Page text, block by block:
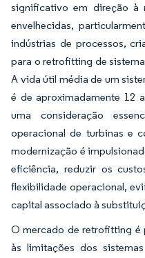
significativo em direção à
envelhecidas,
indústrias de processos,
para o retrofitting de
A vida útil média de um
é de aproximadamente 12
uma consideração
operacional de turbinas e
modernização é
eficiência, reduzir os
flexibilidade operacional,
capital associado à
O mercado de retrofitting é
às limitações dos